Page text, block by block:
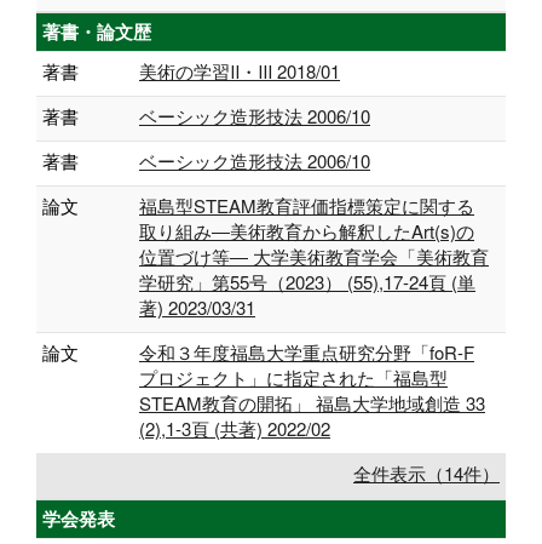
著書・論文歴
著書
美術の学習Ⅱ・Ⅲ 2018/01
著書
ベーシック造形技法 2006/10
著書
ベーシック造形技法 2006/10
論文
福島型STEAM教育評価指標策定に関する
取り組み―美術教育から解釈したArt(s)の
位置づけ等― 大学美術教育学会「美術教育
学研究」第55号（2023） (55),17-24頁 (単
著) 2023/03/31
論文
令和３年度福島大学重点研究分野「foR-F
プロジェクト」に指定された「福島型
STEAM教育の開拓」 福島大学地域創造 33
(2),1-3頁 (共著) 2022/02
全件表示（14件）
学会発表